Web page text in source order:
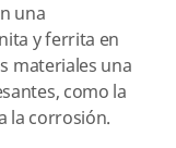
una
y ferrita en
materiales una
como la
la corrosión.